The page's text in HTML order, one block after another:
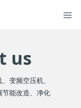
us
变频空压机、
能改造、净化